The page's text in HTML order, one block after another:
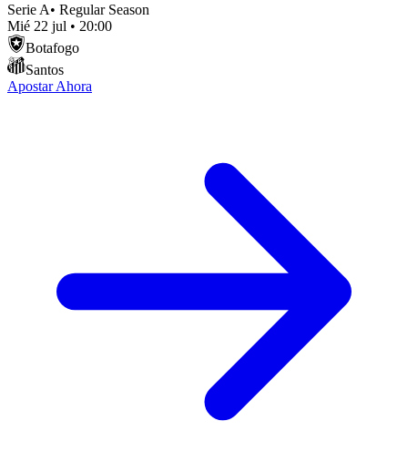
Serie A• Regular Season
Mié 22 jul • 20:00
Botafogo
Santos
Apostar Ahora